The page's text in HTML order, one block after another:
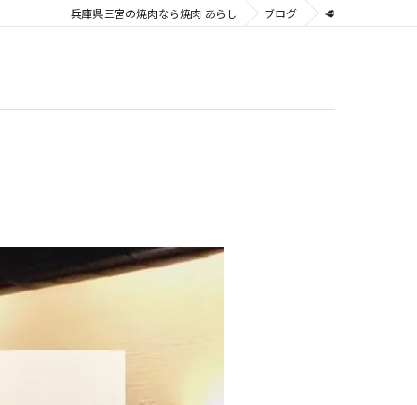
兵庫県三宮の焼肉なら焼肉 あらし ブログ 🥩